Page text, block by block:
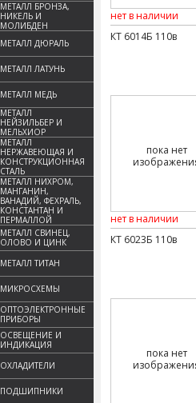
МЕТАЛЛ БРОНЗА,
НИКЕЛЬ И
МОЛИБДЕН
МЕТАЛЛ ДЮРАЛЬ
МЕТАЛЛ ЛАТУНЬ
МЕТАЛЛ МЕДЬ
МЕТАЛЛ
НЕЙЗИЛЬБЕР И
МЕЛЬХИОР
МЕТАЛЛ
НЕРЖАВЕЮЩАЯ И
КОНСТРУКЦИОННАЯ
СТАЛЬ
МЕТАЛЛ НИХРОМ,
МАНГАНИН,
ВАНАДИЙ, ФЕХРАЛЬ,
КОНСТАНТАН И
ПЕРМАЛЛОЙ
МЕТАЛЛ СВИНЕЦ,
ОЛОВО И ЦИНК
МЕТАЛЛ ТИТАН
МИКРОСХЕМЫ
ОПТОЭЛЕКТРОННЫЕ
ПРИБОРЫ
ОСВЕЩЕНИЕ И
ИНДИКАЦИЯ
ОХЛАДИТЕЛИ
ПОДШИПНИКИ
нет в наличии
КТ 6014Б 110в
пока нет
нет в наличии
КТ 6023Б 110в
пока нет